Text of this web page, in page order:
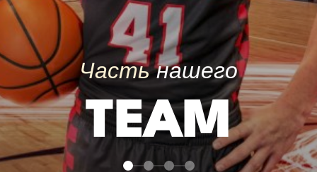
Частьнашего
SHOW